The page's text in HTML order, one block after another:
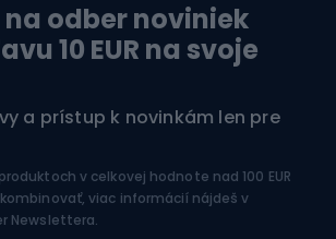
na odber noviniek
10 EUR na svoje
a prístup k novinkám len pre
v celkovej hodnote nad 100 EUR
viac informácií nájdeš v
Newslettera.